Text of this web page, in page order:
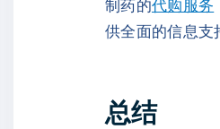
制药的代购服务
供全面的信息支
总结